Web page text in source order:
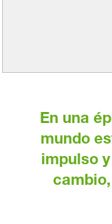
En una
mundo
impulso